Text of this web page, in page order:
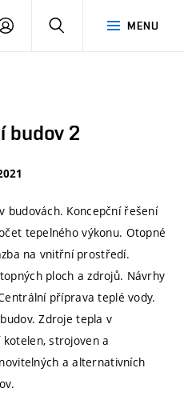
MENU
PŘIHLÁSIT
budov 2
budovách. Koncepční řešení
tepelného výkonu. Otopné
na vnitřní prostředí.
ploch a zdrojů. Návrhy
příprava teplé vody.
Zdroje tepla v
strojoven a
a alternativních